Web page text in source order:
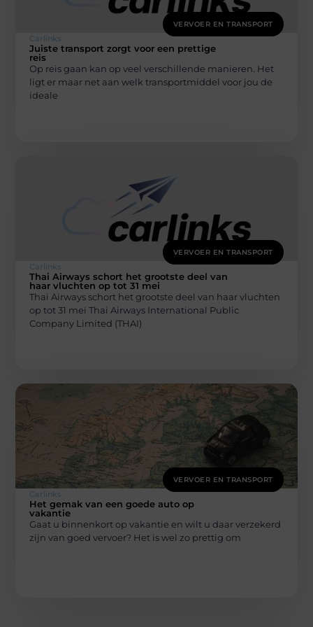
VERVOER EN TRANSPORT
Carlinks
Juiste transport zorgt voor een prettige
reis
Op reis gaan kan op veel verschillende manieren. Het
ligt er maar net aan welk transportmiddel voor jou de
ideale
VERVOER EN TRANSPORT
Carlinks
Thai Airways schort het grootste deel van
haar vluchten op tot 31 mei
Thai Airways schort het grootste deel van haar vluchten
op tot 31 mei Thai Airways International Public
Company Limited (THAI)
VERVOER EN TRANSPORT
Carlinks
Het gemak van een goede auto op
vakantie
Gaat u binnenkort op vakantie en wilt u daar verzekerd
zijn van goed vervoer? Het is wel zo prettig om